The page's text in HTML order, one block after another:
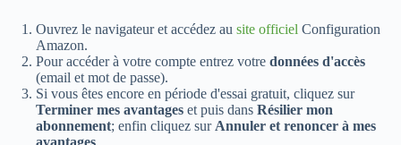
Ouvrez le navigateur et accédez au site officiel Configuration
Amazon.
Pour accéder à votre compte entrez votre données d'accès
(email et mot de passe).
Si vous êtes encore en période d'essai gratuit, cliquez sur
Terminer mes avantages et puis dans Résilier mon
abonnement; enfin cliquez sur Annuler et renoncer à mes
avantages.